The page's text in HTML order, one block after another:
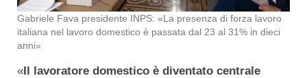
Gabriele Fava presidente INPS: «La presenza di forza lavoro
italiana nel lavoro domestico è passata dal 23 al 31% in dieci
anni»
«Il lavoratore domestico è diventato centrale